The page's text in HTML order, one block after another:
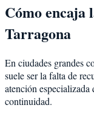
Cómo encaja
Tarragona
En ciudades grandes
suele ser la falta de
atención
continuidad.